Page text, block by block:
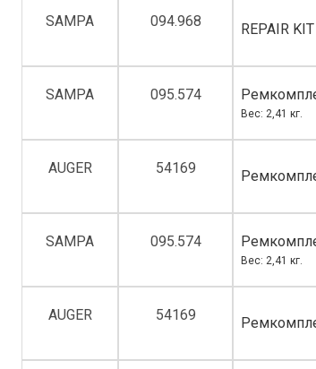
SAMPA 094.968 REPAIR KIT
SAMPA 095.574
Вес: 2,41 кг.
AUGER 54169
SAMPA 095.574
Вес: 2,41 кг.
AUGER 54169